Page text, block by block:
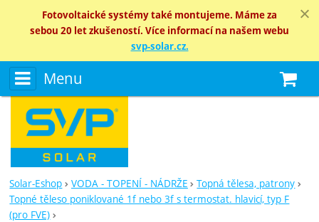
Fotovoltaické systémy také montujeme. Máme za
sebou 20 let zkušeností. Více informací na našem webu
svp-solar.cz.
Menu
Solar-Eshop VODA - TOPENÍ - NÁDRŽE
Topná tělesa, patrony
Topné těleso poniklované 1f nebo 3f s termostat. hlavicí, typ F
(pro FVE)